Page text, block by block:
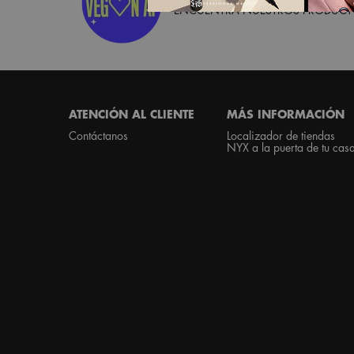
ENCUENTRA NUESTROS
ATENCIÓN AL CLIENTE
Contáctanos
MÁS INFORMACIÓN
Localizador de tiendas
NYX a la puerta de tu casa